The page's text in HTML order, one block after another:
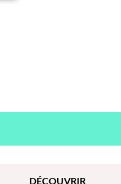
DÉCOUVRIR